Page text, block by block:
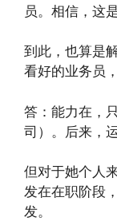
员。相信，这
到此，也算是
看好的业务员
答：能力在，
司）。后来，
但对于她个人
发在在职阶段
发。